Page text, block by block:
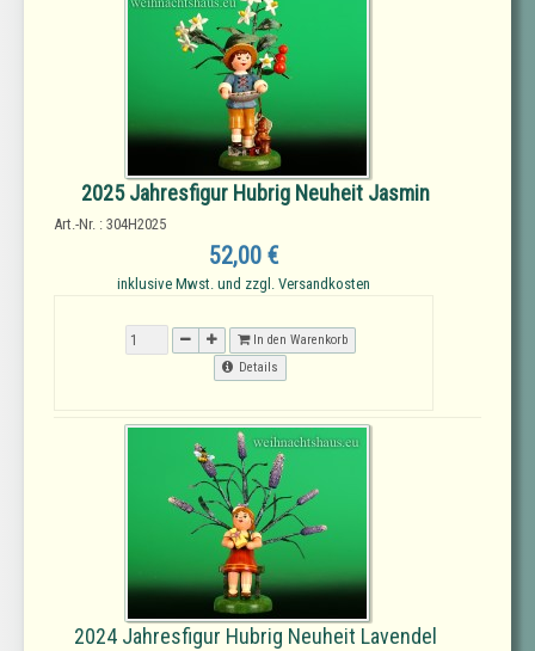
2025 Jahresfigur Hubrig Neuheit Jasmin
Art.-Nr. : 304H2025
52,00 €
inklusive Mwst. und zzgl. Versandkosten
In den Warenkorb
Details
2024 Jahresfigur Hubrig Neuheit Lavendel